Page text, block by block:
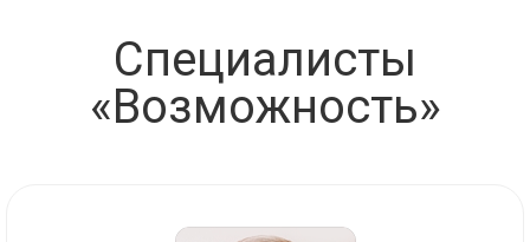
Специалисты
«Возможность»